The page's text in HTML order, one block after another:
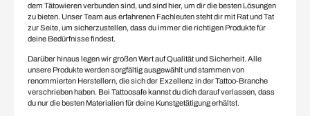
dem Tätowieren verbunden sind, und sind hier, um dir die besten Lösungen
zu bieten. Unser Team aus erfahrenen Fachleuten steht dir mit Rat und Tat
zur Seite, um sicherzustellen, dass du immer die richtigen Produkte für
deine Bedürfnisse findest.
Darüber hinaus legen wir großen Wert auf Qualität und Sicherheit. Alle
unsere Produkte werden sorgfältig ausgewählt und stammen von
renommierten Herstellern, die sich der Exzellenz in der Tattoo-Branche
verschrieben haben. Bei Tattoosafe kannst du dich darauf verlassen, dass
du nur die besten Materialien für deine Kunstgetätigung erhältst.